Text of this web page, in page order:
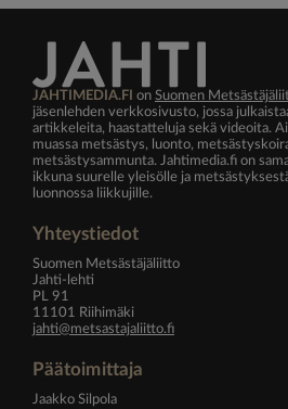
JAHTIMEDIA.FI on Suomen
jäsenlehden verkkosivusto, jossa
artikkeleita, haastatteluja sekä videoita.
muassa metsästys, luonto,
metsästysammunta. Jahtimedia.fi on
ikkuna suurelle yleisölle ja
luonnossa liikkujille.
Yhteystiedot
Suomen Metsästäjäliitto
Jahti-lehti
PL 91
11101 Riihimäki
jahti@metsastajaliitto.fi
Päätoimittaja
Jaakko Silpola